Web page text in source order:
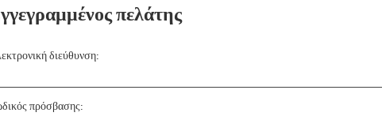
πελάτης
διεύθυνση:
πρόσβασης: